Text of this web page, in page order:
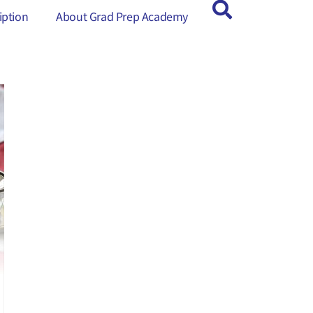
About Grad Prep Academy
About Grad Prep Academy